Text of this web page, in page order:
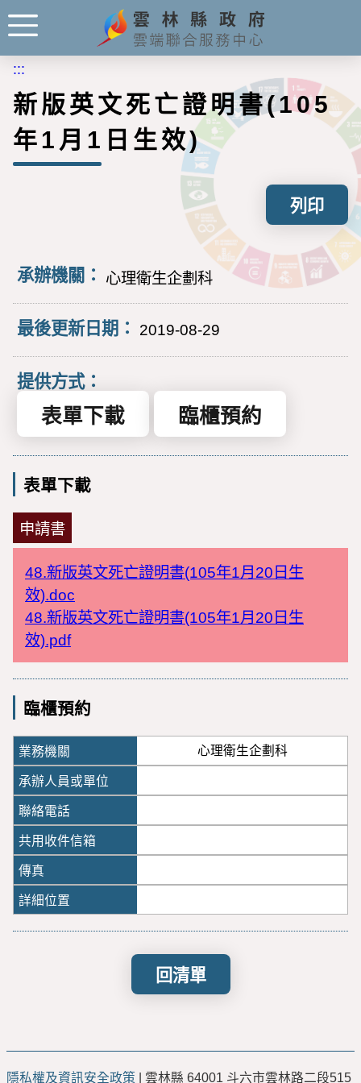
:::
新版英文死亡證明書(105
年1月1日生效)
列印
承辦機關： 心理衛生企劃科
最後更新日期： 2019-08-29
提供方式：
表單下載 臨櫃預約
表單下載
申請書
48.新版英文死亡證明書(105年1月20日生
效).doc
48.新版英文死亡證明書(105年1月20日生
效).pdf
臨櫃預約
心理衛生企劃科
回清單
隱私權及資訊安全政策 | 雲林縣 64001 斗六市雲林路二段515